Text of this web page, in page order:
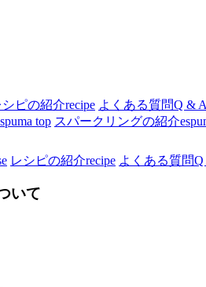
シピの紹介recipe よくある質問Q & A
top スパークリングの紹介
レシピの紹介recipe よくある質問Q
いて